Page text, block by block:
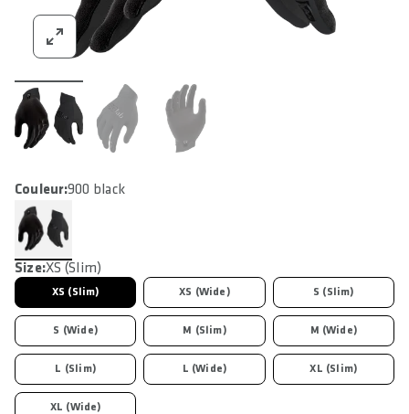
Couleur:900 black
Size:XS (Slim)
XS (Slim) XS (Wide) S (Slim)
S (Wide) M (Slim) M (Wide)
L (Slim) L (Wide) XL (Slim)
XL (Wide)